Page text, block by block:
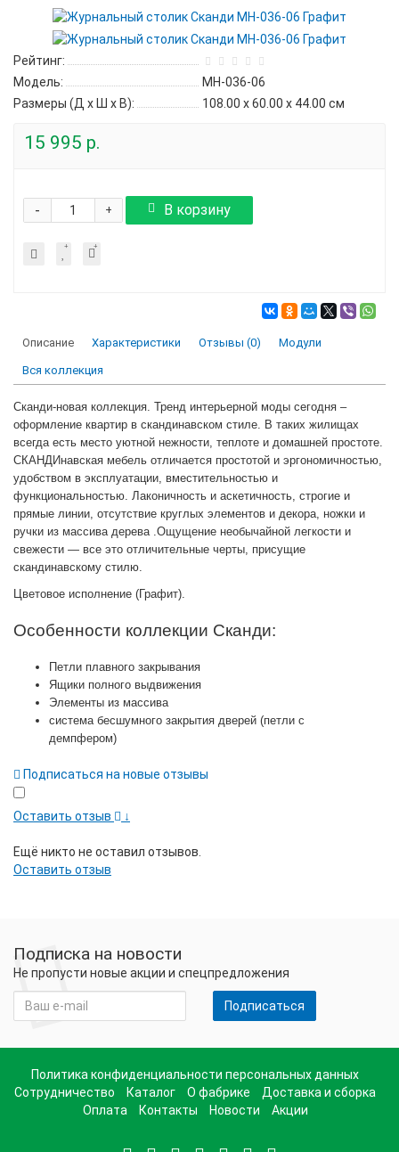
Рейтинг:
Модель:
МН-036-06
Размеры (Д x Ш x В):
108.00 x 60.00 x 44.00 см
15 995 р.
+
- В корзину
Описание Характеристики Отзывы (0) Модули
Вся коллекция
Сканди-новая коллекция. Тренд интерьерной моды сегодня –
оформление квартир в скандинавском стиле. В таких жилищах
всегда есть место уютной нежности, теплоте и домашней простоте.
СКАНДИнавская мебель отличается простотой и эргономичностью,
удобством в эксплуатации, вместительностью и
функциональностью. Лаконичность и аскетичность, строгие и
прямые линии, отсутствие круглых элементов и декора, ножки и
ручки из массива дерева .Ощущение необычайной легкости и
свежести — все это отличительные черты, присущие
скандинавскому стилю.
Цветовое исполнение (Графит).
Особенности коллекции Сканди:
Петли плавного закрывания
Ящики полного выдвижения
Элементы из массива
система бесшумного закрытия дверей (петли с
демпфером)
Подписаться на новые отзывы
Оставить отзыв ↓
Ещё никто не оставил отзывов.
Оставить отзыв
Подписка на новости
Не пропусти новые акции и спецпредложения
Подписаться
Политика конфиденциальности персональных данных
Сотрудничество
Каталог О фабрике
Доставка и сборка
Оплата
Контакты Новости Акции